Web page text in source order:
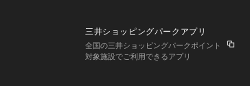
三井ショッピングパークアプリ
全国の三井ショッピングパークポイント
対象施設でご利用できるアプリ